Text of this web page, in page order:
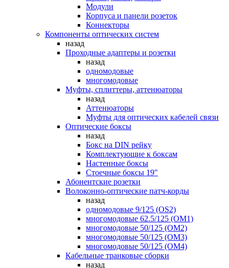
Модули
Корпуса и панели розеток
Коннекторы
Компоненты оптических систем
назад
Проходные адаптеры и розетки
назад
одномодовые
многомодовые
Муфты, сплиттеры, аттенюаторы
назад
Аттенюаторы
Муфты для оптических кабелей связи
Оптические боксы
назад
Бокс на DIN рейку
Комплектующие к боксам
Настенные боксы
Стоечные боксы 19"
Абонентские розетки
Волоконно-оптические патч-корды
назад
одномодовые 9/125 (OS2)
многомодовые 62.5/125 (OM1)
многомодовые 50/125 (OM2)
многомодовые 50/125 (OM3)
многомодовые 50/125 (OM4)
Кабельные транковые сборки
назад